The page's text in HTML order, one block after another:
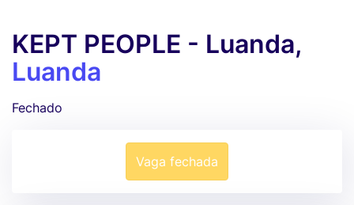
KEPT PEOPLE - Luanda,
Luanda
Fechado
Vaga fechada